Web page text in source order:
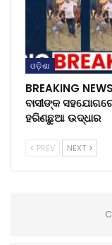
ଓଡ଼ିଶା
BREAKING
ବାସୀଙ୍କ
ହରିଣଛୁଆ ଉଦ୍ଧାର
PREV NEXT